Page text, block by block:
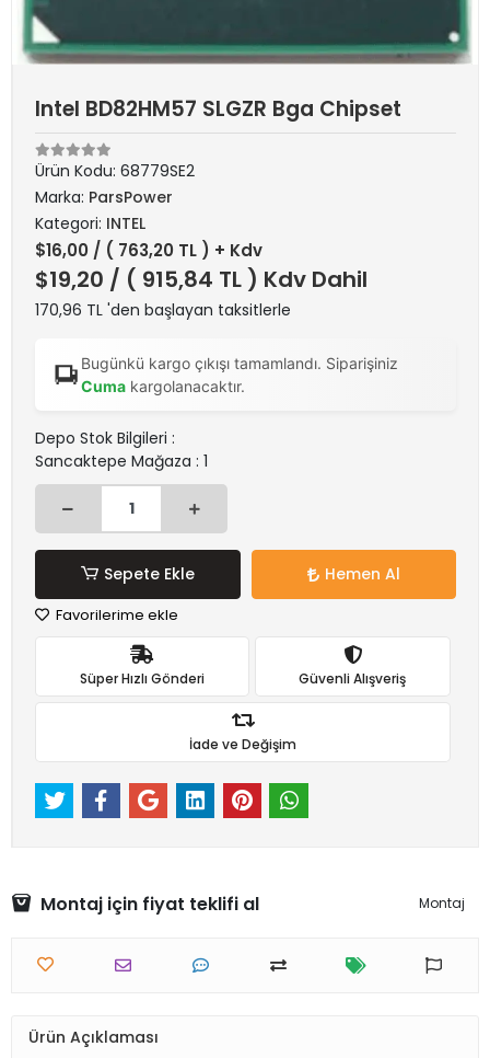
Intel BD82HM57 SLGZR Bga Chipset
Ürün Kodu: 68779SE2
Marka: ParsPower
Kategori: INTEL
$16,00 / ( 763,20 TL ) + Kdv
$19,20 / ( 915,84 TL ) Kdv Dahil
170,96 TL 'den başlayan taksitlerle
Bugünkü kargo çıkışı tamamlandı. Siparişiniz
Cumakargolanacaktır.
Depo Stok Bilgileri :
Sancaktepe Mağaza : 1
Sepete Ekle Hemen Al
Favorilerime ekle
Süper Hızlı Gönderi Güvenli Alışveriş
İade ve Değişim
Montaj için fiyat teklifi al Montaj
Ürün Açıklaması